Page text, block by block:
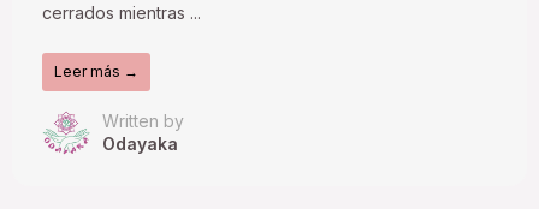
cerrados mientras ...
Leer más →
Written by
Odayaka